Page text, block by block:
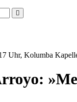
Uhr, Kolumba